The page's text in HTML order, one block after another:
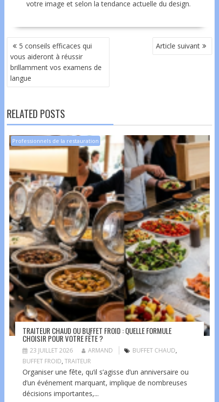
votre image et selon la tendance actuelle du design.
NAVIGATION
DE
L’ARTICLE
5 conseils efficaces qui
vous aideront à réussir
brillamment vos examens de
langue
Article suivant
RELATED POSTS
Professionnels de la restauration
TRAITEUR CHAUD OU BUFFET FROID : QUELLE FORMULE
CHOISIR POUR VOTRE FÊTE ?
23 JUILLET 2026 ARMAND BUFFET CHAUD,
BUFFET FROID, TRAITEUR
Organiser une fête, qu’il s’agisse d’un anniversaire ou
d’un événement marquant, implique de nombreuses
décisions importantes,...